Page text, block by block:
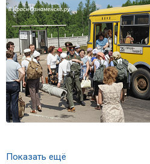
Показать ещё